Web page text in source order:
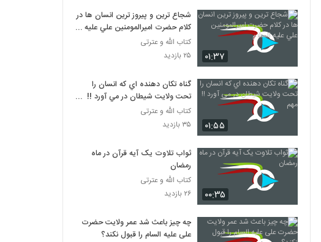
۰۱:۳۷
شجاع ترين و پيروز ترين انسان ها در
کلام حضرت اميرالمومنين علي عليه
السلام
کتاب الله و عترتی
۲۵ بازدید
۰۱:۵۵
گناه تکان دهنده اي که انسان را
تحت ولايت شيطان در مي آورد !!
مهم
کتاب الله و عترتی
۳۵ بازدید
۰۰:۳۵
ثواب تلاوت یک آیه قرآن در ماه
رمضان
کتاب الله و عترتی
۲۶ بازدید
چه چیز باعث شد عمر ولایت حضرت
علی علیه السام را قبول نکند؟